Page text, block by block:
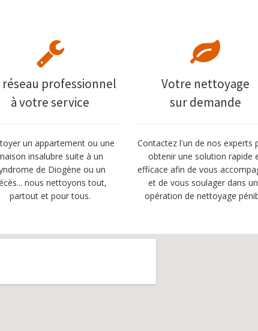
réseau professionnel
à votre service
un appartement ou une
insalubre suite à un
de Diogène ou un
nous nettoyons tout,
partout et pour tous.
Votre nettoyage
sur demande
Contactez l'un de nos experts
obtenir une solution rapide
efficace afin de vous
et de vous soulager dans
opération de nettoyage